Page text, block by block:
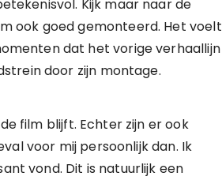
Kijk maar naar de
ook goed gemonteerd. Het voelt
dat het vorige verhaallijn
door zijn montage.
film blijft. Echter zijn er ook
voor mij persoonlijk dan. Ik
vond. Dit is natuurlijk een